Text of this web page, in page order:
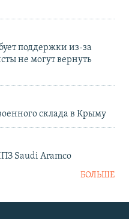
поддержки из-за
не могут вернуть
склада в Крыму
Saudi Aramco
БОЛЬШЕ